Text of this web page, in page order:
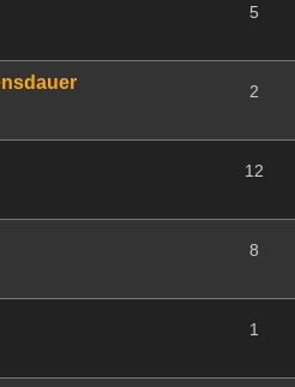
5
2
12
8
1